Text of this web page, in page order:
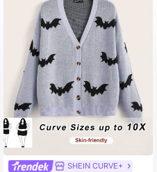
SHEIN CURVE+